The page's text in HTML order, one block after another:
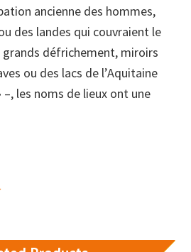
ancienne des hommes,
des landes qui couvraient le
défrichement, miroirs
ou des lacs de l’Aquitaine
–, les noms de lieux ont une